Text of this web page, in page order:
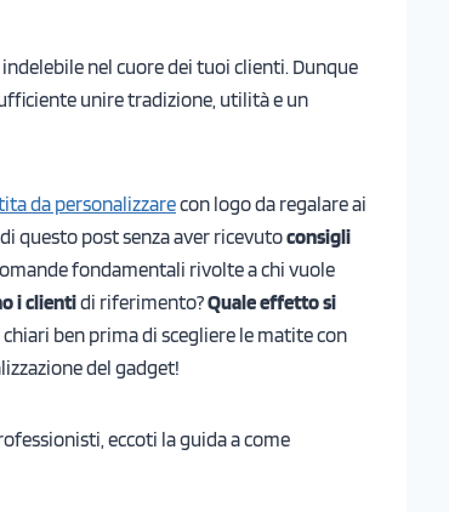
nel cuore dei tuoi clienti. Dunque
unire tradizione, utilità e un
da personalizzarecon logo da regalare ai
questo post senza aver ricevutoconsigli
fondamentali rivolte a chi vuole
i clientidi riferimento?Quale effetto si
ben prima di scegliere le matite con
del gadget!
eccoti la guida a come